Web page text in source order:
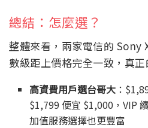
總結：怎麼選？
整體來看，兩家電信的 Sony
數級距上價格完全一致，真正
高資費用戶選台哥大 ：
$1,799 便宜 $1,000，VIP
加值服務選擇也更豐富